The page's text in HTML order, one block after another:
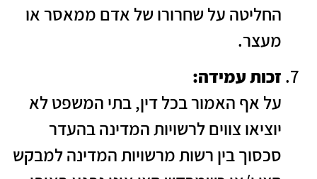
החליטה על שחרורו של אדם ממאסר או
מעצר.
זכות עמידה:
על אף האמור בכל דין, בתי המשפט לא
יוציאו צווים לרשויות המדינה בהעדר
סכסוך בין רשות מרשויות המדינה למבקש